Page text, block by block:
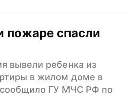
пожаре спасли
вывели ребенка из
в жилом доме в
ГУ МЧС РФ по